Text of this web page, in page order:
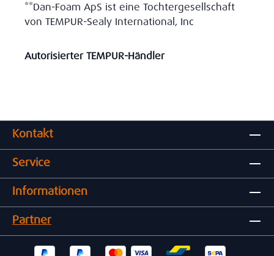
**Dan-Foam ApS ist eine Tochtergesellschaft
von TEMPUR-Sealy International, Inc
Autorisierter TEMPUR-Händler
Kontakt
Service
Informationen
Partner